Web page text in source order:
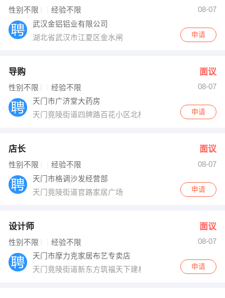
性别不限 经验不限
08-07
武汉金铝铝业有限公司
湖北省武汉市江夏区金水闸
申请
导购 面议
性别不限 经验不限
08-07
天门市广济堂大药房
天门竟陵街道四牌路百花小区北楼101铺
申请
店长 面议
性别不限 经验不限
08-07
天门市格调沙发经营部
天门竟陵街道官路家居广场
申请
设计师 面议
性别不限 经验不限
08-07
天门市摩力克家居布艺专卖店
天门竟陵街道新东方筑福天下建材大市场二楼
申请